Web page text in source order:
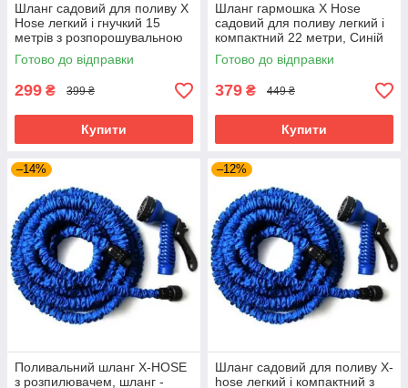
Шланг садовий для поливу X
Hose легкий і гнучкий 15
метрів з розпорошувальною
насадкою, Синій
Готово до відправки
299 ₴ 399 ₴
Купити
Шланг гармошка X Hose
садовий для поливу легкий і
компактний 22 метри, Синій
Готово до відправки
379 ₴ 449 ₴
Купити
–14%
Поливальний шланг X-HOSE
з розпилювачем, шланг -
–12%
Шланг садовий для поливу X-
hose легкий і компактний з